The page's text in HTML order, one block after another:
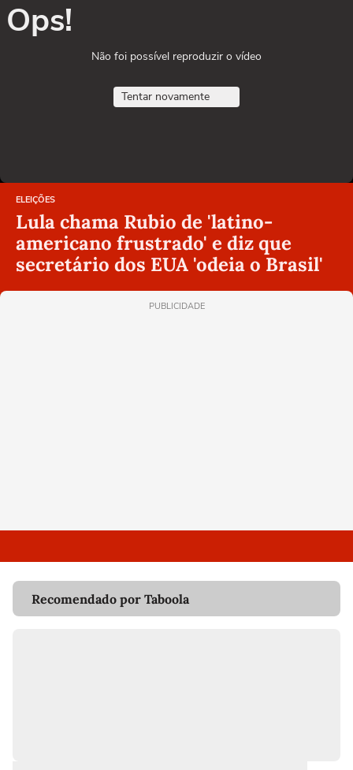
Ops!
Não foi possível reproduzir o vídeo
Tentar novamente
ELEIÇÕES
Lula chama Rubio de 'latino-
americano frustrado' e diz que
secretário dos EUA 'odeia o Brasil'
PUBLICIDADE
Recomendado por Taboola